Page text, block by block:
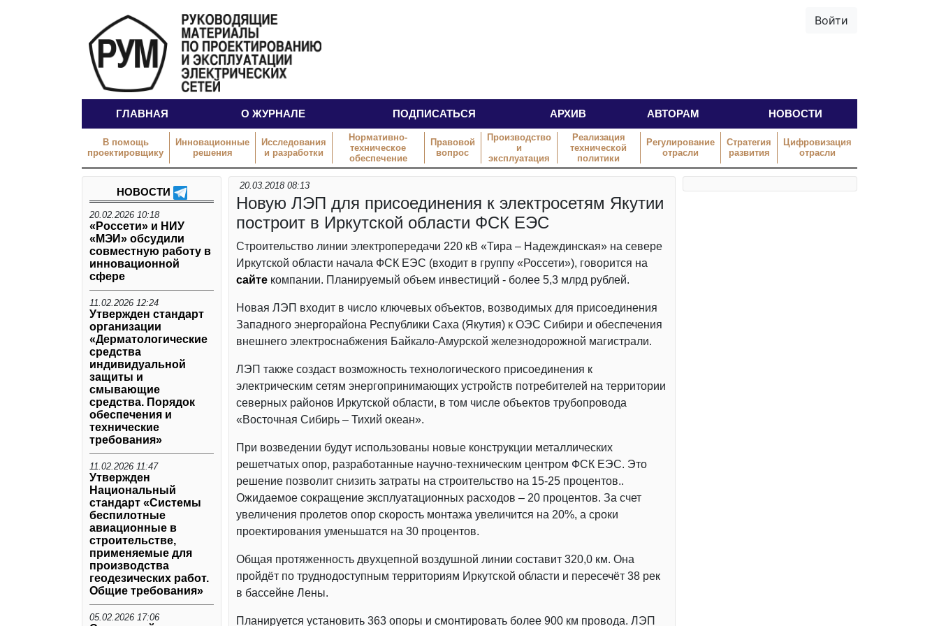
Войти
ГЛАВНАЯ О ЖУРНАЛЕ ПОДПИСАТЬСЯ АРХИВ АВТОРАМ НОВОСТИ
В помощь
проектировщику
Инновационные
решения
Исследования
и разработки
Нормативно-
техническое
обеспечение
Правовой
вопрос
Производство
и
эксплуатация
Реализация
технической
политики
Регулирование
отрасли
Стратегия
развития
Цифровизация
отрасли
НОВОСТИ
20.02.2026 10:18
«Россети» и НИУ
«МЭИ» обсудили
совместную работу в
инновационной
сфере
11.02.2026 12:24
Утвержден стандарт
организации
«Дерматологические
средства
индивидуальной
защиты и
смывающие
средства. Порядок
обеспечения и
технические
требования»
11.02.2026 11:47
Утвержден
Национальный
стандарт «Системы
беспилотные
авиационные в
строительстве,
применяемые для
производства
геодезических работ.
Общие требования»
05.02.2026 17:06
20.03.2018 08:13
Новую ЛЭП для присоединения к электросетям Якутии
построит в Иркутской области ФСК ЕЭС
Строительство линии электропередачи 220 кВ «Тира – Надеждинская» на севере
Иркутской области начала ФСК ЕЭС (входит в группу «Россети»), говорится на
сайте компании. Планируемый объем инвестиций - более 5,3 млрд рублей.
Новая ЛЭП входит в число ключевых объектов, возводимых для присоединения
Западного энергорайона Республики Саха (Якутия) к ОЭС Сибири и обеспечения
внешнего электроснабжения Байкало-Амурской железнодорожной магистрали.
ЛЭП также создаст возможность технологического присоединения к
электрическим сетям энергопринимающих устройств потребителей на территории
северных районов Иркутской области, в том числе объектов трубопровода
«Восточная Сибирь – Тихий океан».
При возведении будут использованы новые конструкции металлических
решетчатых опор, разработанные научно-техническим центром ФСК ЕЭС. Это
решение позволит снизить затраты на строительство на 15-25 процентов..
Ожидаемое сокращение эксплуатационных расходов – 20 процентов. За счет
увеличения пролетов опор скорость монтажа увеличится на 20%, а сроки
проектирования уменьшатся на 30 процентов.
Общая протяженность двухцепной воздушной линии составит 320,0 км. Она
пройдёт по труднодоступным территориям Иркутской области и пересечёт 38 рек
в бассейне Лены.
Планируется установить 363 опоры и смонтировать более 900 км провода. ЛЭП